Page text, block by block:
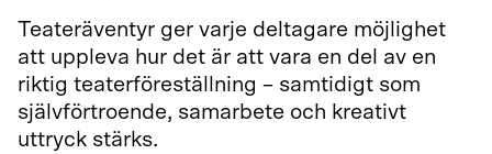
Teateräventyr ger varje deltagare möjlighet
att uppleva hur det är att vara en del av en
riktig teaterföreställning – samtidigt som
självförtroende, samarbete och kreativt
uttryck stärks.